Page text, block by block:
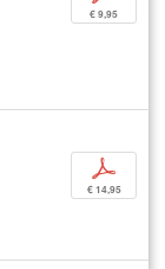
€ 9,95
p
€ 14,95